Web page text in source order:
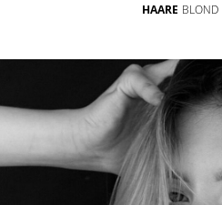
HAARE BLOND